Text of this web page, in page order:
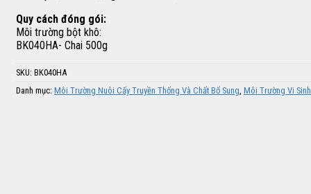
Quy cách đóng gói:
Môi trường bột khô:
BK040HA- Chai 500g
SKU: BK040HA
Danh mục: Môi Trường Nuôi Cấy Truyền Thống Và Chất Bổ Sung Môi Trường Vi Sinh